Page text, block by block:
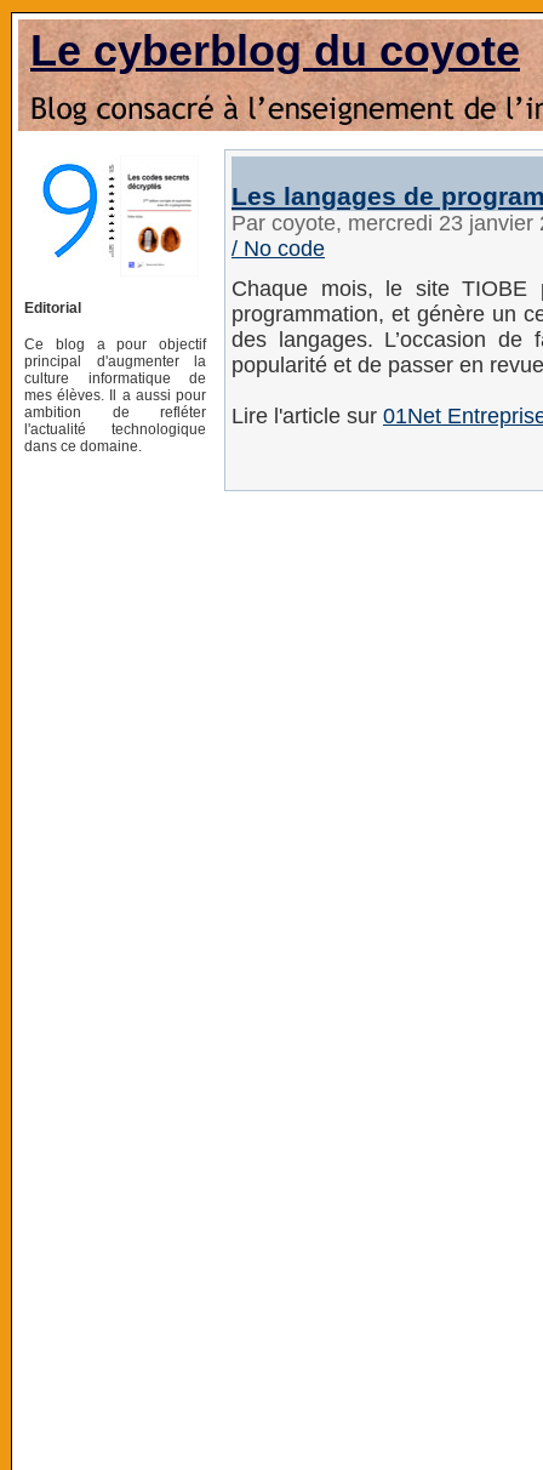
Le cyberblog du coyote
Editorial
Ce blog a pour objectif
principal d'augmenter la
culture informatique de
mes élèves. Il a aussi pour
ambition de refléter
l'actualité technologique
dans ce domaine.
Les langages de
Par coyote, mercredi 23
/ No code
Chaque mois, le site TIOBE
programmation, et génère un
des langages. L’occasion
popularité et de passer en
Lire l'article sur 01Net